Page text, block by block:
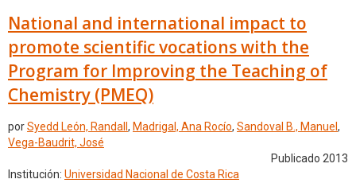
National and international impact to
promote scientific vocations with the
Program for Improving the Teaching of
Chemistry (PMEQ)
porSyedd León, Randall , Madrigal, Ana Rocío, Sandoval B., Manuel ,
Vega-Baudrit, José
Publicado 2013
Institución: Universidad Nacional de Costa Rica